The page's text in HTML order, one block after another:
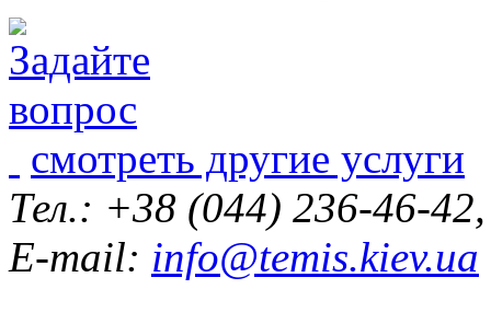
смотреть другие услуги
Тел.: +38 (044) 236-46-
E-mail: info@temis.kiev.ua